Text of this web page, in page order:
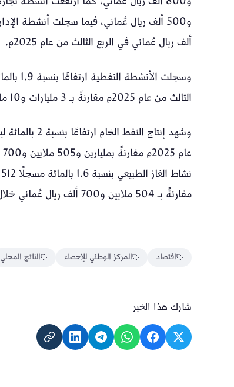
ألف ريال عُماني في الربع الثالث من عام 2025م.
الثالث من عام 2025م مقارنةً بـ 3 مليارات و10 ملايين و400 ألف ريال عُماني خلال الفترة نفسها من عام 2024م.
مقارنةً بـ 504 ملايين و700 ألف ريال عُماني خلال الفترة نفسها من عام 2024م.
اقتصاد المركز الوطني للإحصاء الناتج المحلي
شارك هذا الخبر